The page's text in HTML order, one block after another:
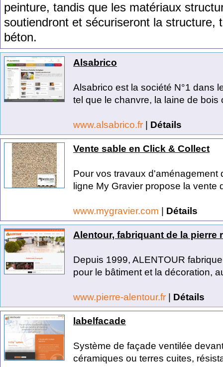
peinture, tandis que les matériaux struct
soutiendront et sécuriseront lastructure, t
béton.
Alsabrico
Alsabrico est la société N°1 dans
tel que le chanvre, la laine de bois
www.alsabrico.fr | Détails
Vente sable en Click & Collect
Pour vos travaux d'aménagement
ligne My Gravier propose la vente
www.mygravier.com | Détails
Alentour, fabriquant de la
Depuis 1999, ALENTOUR
pour le bâtiment et la décoration,
www.pierre-alentour.fr | Détails
labelfacade
Système de façade ventilée
céramiques ou terres cuites,